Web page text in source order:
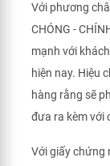
Với phương
CHÓNG -
mạnh với
hiện nay. Hiệu
hàng rằng sẽ
đưa ra kèm với
Với giấy chứng